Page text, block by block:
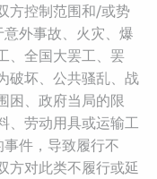
方控制范围和/或势
外事故、火灾、爆
、全国大罢工、罢
破坏、公共骚乱、战
困、政府当局的限
、劳动用具或运输工
件，导致履行不
方对此类不履行或延